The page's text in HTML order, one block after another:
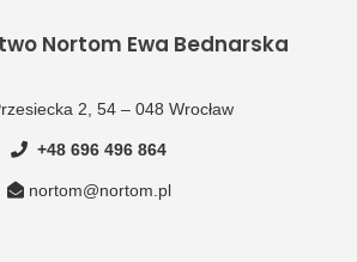
Nortom Ewa Bednarska
2, 54 – 048 Wrocław
+48 696 496 864
nortom@nortom.pl